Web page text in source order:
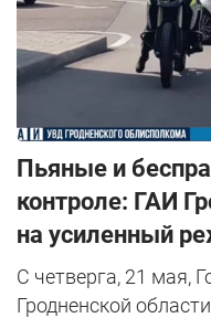
Пьяные и
контроле: ГАИ
на усиленный
С четверга, 21 мая,
Гродненской